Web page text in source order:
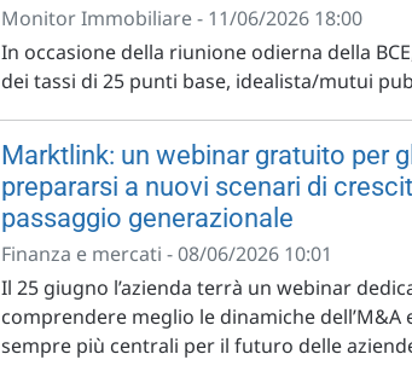
Monitor Immobiliare - 11/06/2026 18:00
In occasione della riunione odierna della
dei tassi di 25 punti base, idealista/mutui
Marktlink: un webinar gratuito per
prepararsi a nuovi scenari di
passaggio generazionale
Finanza e mercati - 08/06/2026 10:01
Il 25 giugno l’azienda terrà un webinar
comprendere meglio le dinamiche
sempre più centrali per il futuro delle